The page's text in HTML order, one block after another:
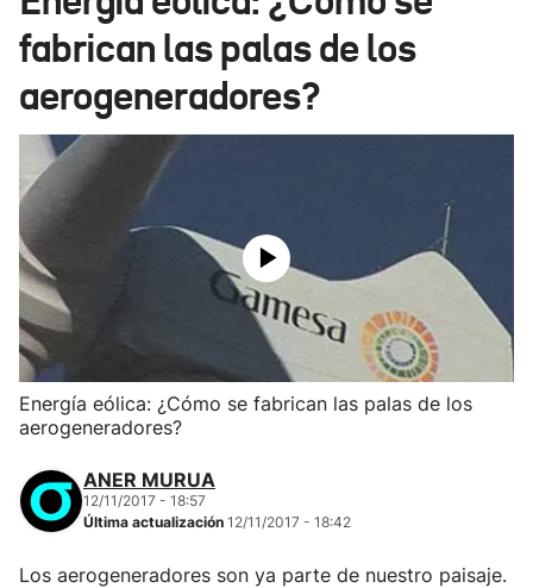
Ikusmiran
Eguraldia
fabrican las palas de los
aerogeneradores?
Energía eólica: ¿Cómo se fabrican las palas de los
aerogeneradores?
ANER MURUA
12/11/2017 - 18:57
Última actualización 12/11/2017 - 18:42
Los aerogeneradores son ya parte de nuestro paisaje.